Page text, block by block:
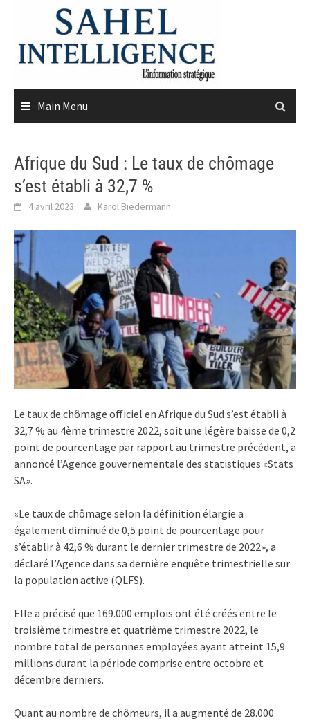
content
Main Menu
Afrique du Sud : Le taux de chômage
s’est établi à 32,7 %
4 avril 2023 Karol Biedermann
Le taux de chômage officiel en Afrique du Sud s’est établi à
32,7 % au 4ème trimestre 2022, soit une légère baisse de 0,2
point de pourcentage par rapport au trimestre précédent, a
annoncé l’Agence gouvernementale des statistiques «Stats
SA».
«Le taux de chômage selon la définition élargie a
également diminué de 0,5 point de pourcentage pour
s’établir à 42,6 % durant le dernier trimestre de 2022», a
déclaré l’Agence dans sa dernière enquête trimestrielle sur
la population active (QLFS).
Elle a précisé que 169.000 emplois ont été créés entre le
troisième trimestre et quatrième trimestre 2022, le
nombre total de personnes employées ayant atteint 15,9
millions durant la période comprise entre octobre et
décembre derniers.
Quant au nombre de chômeurs, il a augmenté de 28.000